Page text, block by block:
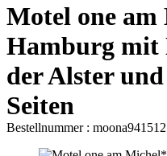
Motel one
Hamburg mit
der Alster und
Seiten
Bestellnummer : moona941512